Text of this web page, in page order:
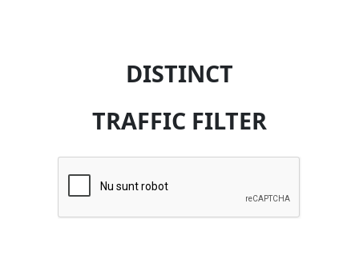
DISTINCT
TRAFFIC FILTER